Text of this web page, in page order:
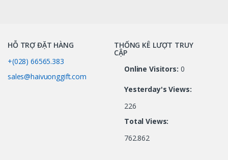
HỖ TRỢ ĐẶT HÀNG
+(028) 66565.383
sales@haivuonggift.com
THỐNG KÊ LƯỢT TRUY
CẬP
Online Visitors: 0
Yesterday's Views:
226
Total Views:
762.862